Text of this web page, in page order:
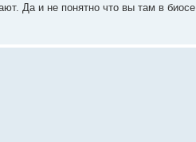
Да и не понятно что вы там в